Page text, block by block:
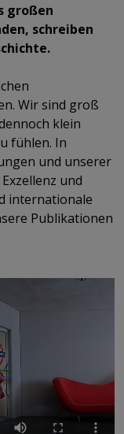
großen
schreiben
Wir sind groß
klein
fühlen. In
und unserer
und
internationale
Publikationen